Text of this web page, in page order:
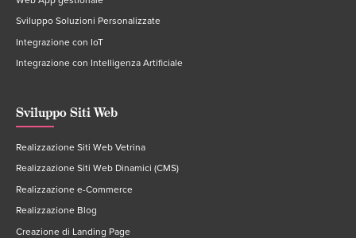
Sviluppo Soluzioni Personalizzate
Integrazione con IoT
Integrazione con Intelligenza Artificiale
Sviluppo Siti Web
Realizzazione Siti Web Vetrina
Realizzazione Siti Web Dinamici (CMS)
Realizzazione e-Commerce
Realizzazione Blog
Creazione di Landing Page